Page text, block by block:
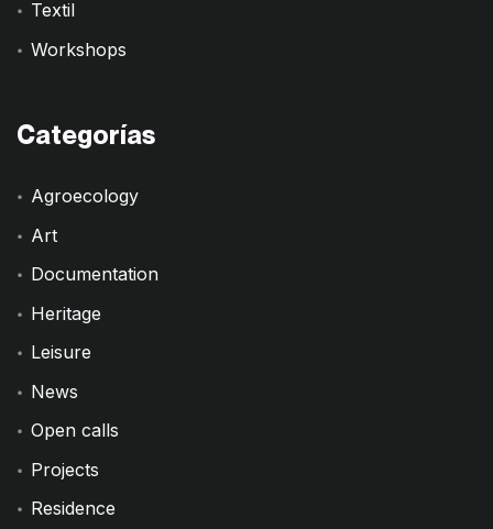
Textil
Workshops
Categorías
Agroecology
Art
Documentation
Heritage
Leisure
News
Open calls
Projects
Residence